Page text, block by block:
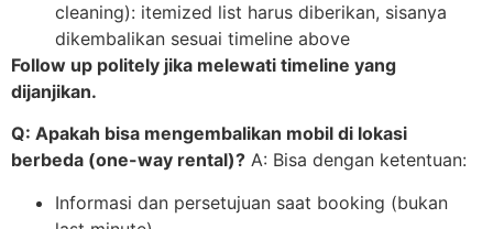
cleaning): itemized list harus diberikan, sisanya
dikembalikan sesuai timeline above
Follow up politely jika melewati timeline yang
dijanjikan.
Q: Apakah bisa mengembalikan mobil di lokasi
berbeda (one-way rental)? A: Bisa dengan ketentuan:
Informasi dan persetujuan saat booking (bukan